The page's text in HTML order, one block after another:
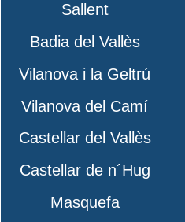
Sallent
Badia del Vallès
Vilanova i la Geltrú
Vilanova del Camí
Castellar del Vallès
Castellar de n´Hug
Masquefa